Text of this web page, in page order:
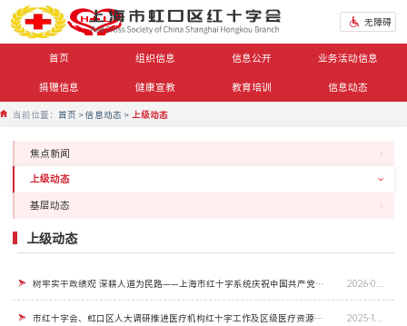
无障碍
首页 组织信息 信息公开 业务活动信息
捐赠信息 健康宣教 教育培训 信息动态
当前位置：首页 信息动态 上级动态
焦点新闻
上级动态
基层动态
上级动态
树牢实干政绩观 深耕人道为民路——上海市红十字系统庆祝中国共产党成立105周年主题活动举行
市红十字会、虹口区人大调研推进医疗机构红十字工作及区级医疗资源建设发展情况